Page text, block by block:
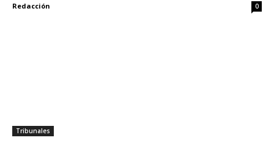
Redacción 0
Tribunales